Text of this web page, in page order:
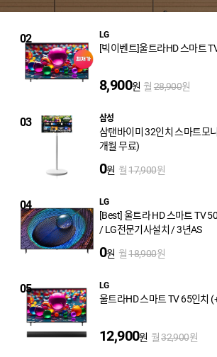
02 LG
[빅이벤트]울트라HD 스마트
8,900원 월 28,900원
03 삼성
삼탠바이미 32인치 스마트모
개월 무료)
0원 월 17,900원
04 LG
[Best] 울트라 HD 스마트 TV
/ LG전문기사설치 / 3년AS
0원 월 18,900원
05 LG
울트라HD 스마트 TV 65인치
12,900원 월 32,900원